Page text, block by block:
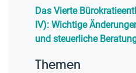
Das Vierte
IV): Wichtige
und steuerliche
Themen